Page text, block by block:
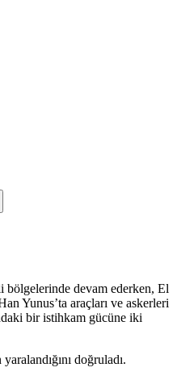
bölgelerinde devam ederken, El
Yunus’ta araçları ve askerleri
bir istihkam gücüne iki
doğruladı.